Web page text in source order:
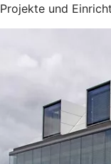
Projekte und